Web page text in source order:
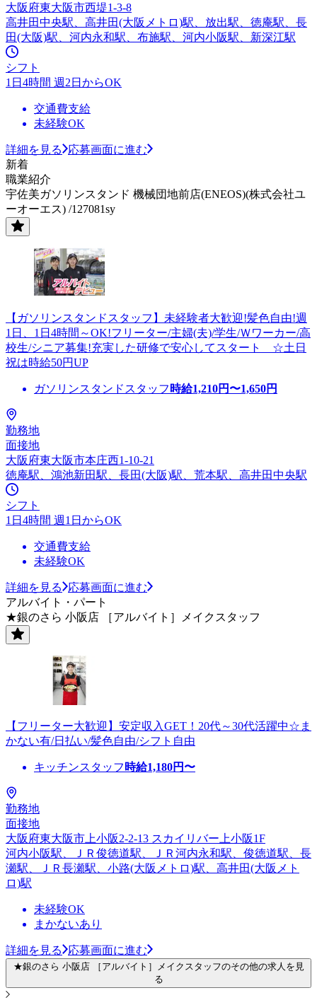
大阪府東大阪市西堤1-3-8
高井田中央駅、高井田(大阪メトロ)駅、放出駅、徳庵駅、長
田(大阪)駅、河内永和駅、布施駅、河内小阪駅、新深江駅
シフト
1日4時間 週2日からOK
交通費支給
未経験OK
詳細を見る
応募画面に進む
新着
職業紹介
宇佐美ガソリンスタンド 機械団地前店(ENEOS)(株式会社ユ
ーオーエス) /127081sy
【ガソリンスタンドスタッフ】未経験者大歓迎!髪色自由!週
1日、1日4時間～OK!フリーター/主婦(夫)/学生/Ｗワーカー/高
校生/シニア募集!充実した研修で安心してスタート ☆土日
祝は時給50円UP
ガソリンスタンドスタッフ 時給1,210円〜1,650円
勤務地
面接地
大阪府東大阪市本庄西1-10-21
徳庵駅、鴻池新田駅、長田(大阪)駅、荒本駅、高井田中央駅
シフト
1日4時間 週1日からOK
交通費支給
未経験OK
詳細を見る
応募画面に進む
アルバイト・パート
★銀のさら 小阪店 ［アルバイト］メイクスタッフ
【フリーター大歓迎】安定収入GET！20代～30代活躍中☆ま
かない有/日払い/髪色自由/シフト自由
キッチンスタッフ 時給1,180円〜
勤務地
面接地
大阪府東大阪市上小阪2-2-13 スカイリバー上小阪1F
河内小阪駅、ＪＲ俊徳道駅、ＪＲ河内永和駅、俊徳道駅、長
瀬駅、ＪＲ長瀬駅、小路(大阪メトロ)駅、高井田(大阪メト
ロ)駅
未経験OK
まかないあり
詳細を見る 応募画面に進む
★銀のさら 小阪店 ［アルバイト］メイクスタッフのその他の求人を見
る